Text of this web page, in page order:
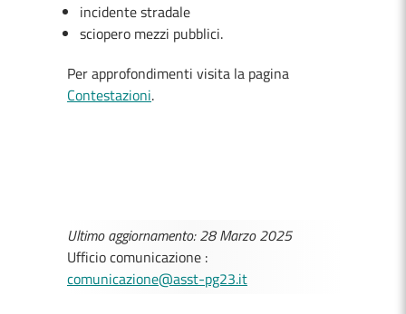
incidente stradale
sciopero mezzi pubblici.
Per approfondimenti visita la pagina
Contestazioni.
Ultimo aggiornamento: 28 Marzo 2025
Ufficio comunicazione :
comunicazione@asst-pg23.it